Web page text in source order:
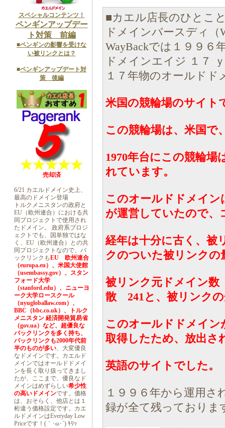
スペシャルコンテンツ！
ペンギンアップデー
ト対策 前編
■ペンギンの影響を受けな
い被リンクとは？
■ペンギンアップデート対
策 後編
売却済
6/21 カエルドメイン史上、
最高のドメイン登場
トルクメニスタンの政府と
EU（欧州連合）における共
同プロジェクトで使用され
たドメイン。 政府系プロジ
ェクトでも、国単独ではな
く、EU（欧州連合）との共
同プロジェクトなので、バ
ックリンクもEU 欧州連合
（europa.eu）、米国大使館
（usembassy.gov）、スタン
フォード大学
（stanford.edu）、ニューヨ
ーク大学ロースクール
（nyugloballaw.com）、
BBC（bbc.co.uk）、トルク
メニスタン 経済開発貿易省
（gov.ua）など、超優良な
バックリンクを多く持ち、
バックリンクも2000年代前
半のものが多い、大変優良
なドメインです。カエルド
メインではオールドドメイ
ンを長く取り扱ってきまし
たが、ここまで、優良なド
メインはめずらしい希少性
の高いドメインです。価格
は、おそらく、他店とは１
桁違う価格設定です。カエ
ルドメインはEveryday Low
Priceです！(｀･ω･´) ｷﾘｯ
■カエル店長のひとこ
ドメインバースディ
WayBackでは１９９６
ドメインエイジ １７
１７年物のオールドド
米国の競輪場のサイト
この競輪場は、米国で
1970年台にこの競輪場
れています。
このオールドドメイン
が運営していたので、
経年は十分に古く、被
クのついた被リンクの
被リンク元ドメイン
散 241と、被リンクの
このオールドドメイン
取得したため、放出さ
英語のサイトでした。
１９９６年から運用さ
録が全て残っておりま